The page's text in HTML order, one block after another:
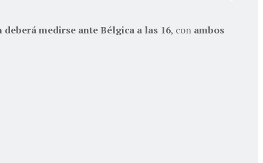
deberá medirse ante Bélgica a las 16, con ambos